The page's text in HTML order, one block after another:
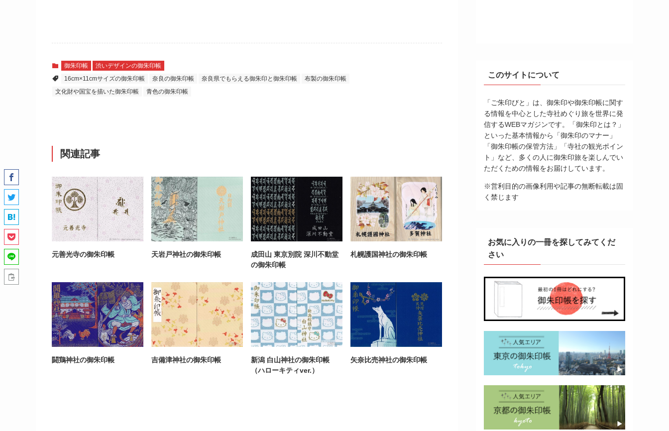
御朱印帳
渋いデザインの御朱印帳
16cm×11cmサイズの御朱印帳
奈良の御朱印帳 奈良県でもらえる御朱印と御朱印帳
布製の御朱印帳
文化財や国宝を描いた御朱印帳
青色の御朱印帳
関連記事
元善光寺の御朱印帳 天岩戸神社の御朱印帳
成田山 東京別院 深川不動堂
の御朱印帳
札幌護国神社の御朱印帳
闘鶏神社の御朱印帳 吉備津神社の御朱印帳
新潟 白山神社の御朱印帳
（ハローキティver.）
矢奈比売神社の御朱印帳
このサイトについて
「ご朱印びと」は、御朱印や御朱印帳に関す
る情報を中心とした寺社めぐり旅を世界に発
信するWEBマガジンです。「御朱印とは？」
といった基本情報から「御朱印のマナー」
「御朱印帳の保管方法」「寺社の観光ポイン
ト」など、多くの人に御朱印旅を楽しんでい
ただくための情報をお届けしています。
※営利目的の画像利用や記事の無断転載は固
く禁じます
お気に入りの一冊を探してみてくだ
さい